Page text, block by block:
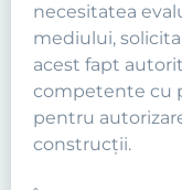
necesitatea
mediului,
acest fapt
competente cu
pentru
construcţii.